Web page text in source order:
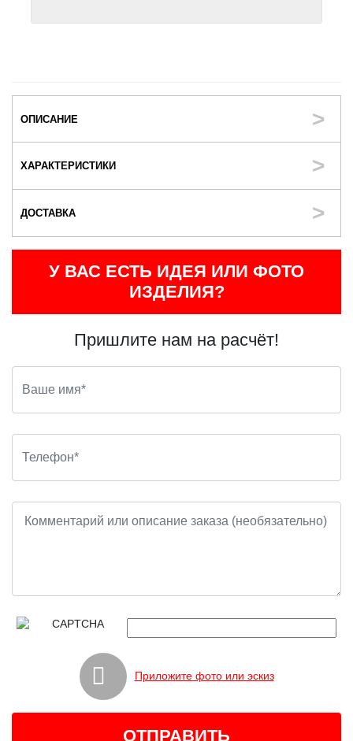
ОПИСАНИЕ
ХАРАКТЕРИСТИКИ
ДОСТАВКА
У ВАС ЕСТЬ ИДЕЯ ИЛИ ФОТО
ИЗДЕЛИЯ?
Пришлите нам на расчёт!
Приложите фото или эскиз